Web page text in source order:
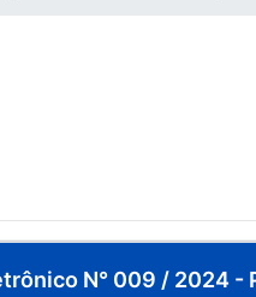
N° 009 / 2024